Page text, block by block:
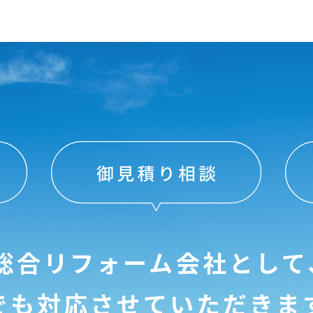
合リフォーム会社とし
も対応させて いただきま